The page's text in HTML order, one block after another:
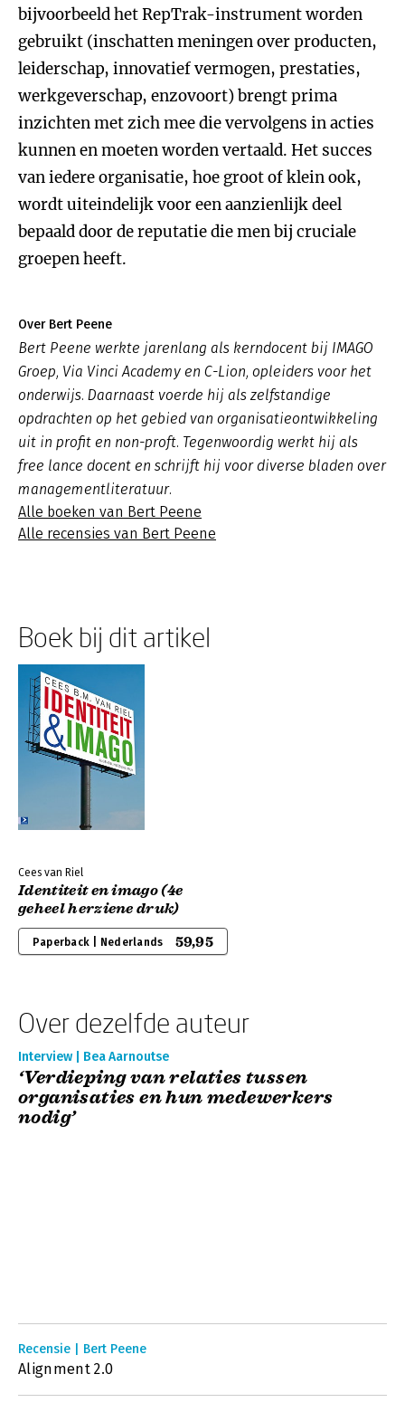
bijvoorbeeld het RepTrak-instrument worden
gebruikt (inschatten meningen over producten,
leiderschap, innovatief vermogen, prestaties,
werkgeverschap, enzovoort) brengt prima
inzichten met zich mee die vervolgens in acties
kunnen en moeten worden vertaald. Het succes
van iedere organisatie, hoe groot of klein ook,
wordt uiteindelijk voor een aanzienlijk deel
bepaald door de reputatie die men bij cruciale
groepen heeft.
Over Bert Peene
Bert Peene werkte jarenlang als kerndocent bij IMAGO
Groep, Via Vinci Academy en C-Lion, opleiders voor het
onderwijs. Daarnaast voerde hij als zelfstandige
opdrachten op het gebied van organisatieontwikkeling
uit in profit en non-proft. Tegenwoordig werkt hij als
free lance docent en schrijft hij voor diverse bladen over
managementliteratuur.
Alle boeken van Bert Peene
Alle recensies van Bert Peene
Boek bij dit artikel
Cees van Riel
Identiteit en imago (4e
geheel herziene druk)
Paperback | Nederlands 59,95
Over dezelfde auteur
Interview | Bea Aarnoutse
‘Verdieping van relaties tussen
organisaties en hun medewerkers
nodig’
Recensie | Bert Peene
Alignment 2.0